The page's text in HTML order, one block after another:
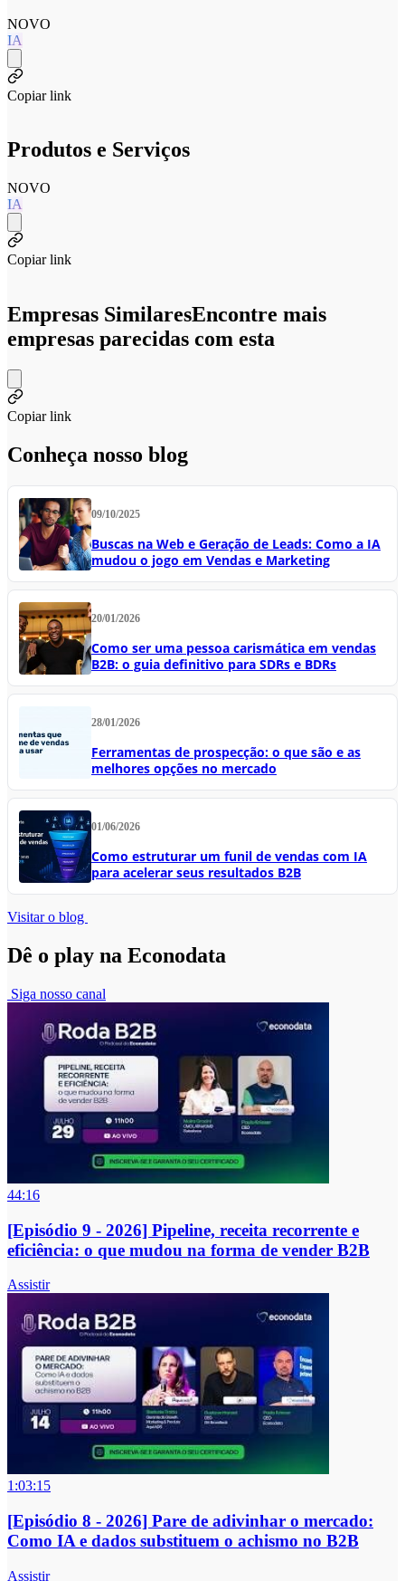
NOVO
IA
Copiar link
Produtos e Serviços
NOVO
IA
Copiar link
Empresas SimilaresEncontre mais
empresas parecidas com esta
Copiar link
Conheça nosso blog
09/10/2025
Buscas na Web e Geração de Leads: Como a IA
mudou o jogo em Vendas e Marketing
20/01/2026
Como ser uma pessoa carismática em vendas
B2B: o guia definitivo para SDRs e BDRs
28/01/2026
Ferramentas de prospecção: o que são e as
melhores opções no mercado
01/06/2026
Como estruturar um funil de vendas com IA
para acelerar seus resultados B2B
Visitar o blog
Dê o play na Econodata
Siga nosso canal
44:16
[Episódio 9 - 2026] Pipeline, receita recorrente e
eficiência: o que mudou na forma de vender B2B
Assistir
1:03:15
[Episódio 8 - 2026] Pare de adivinhar o mercado:
Como IA e dados substituem o achismo no B2B
Assistir